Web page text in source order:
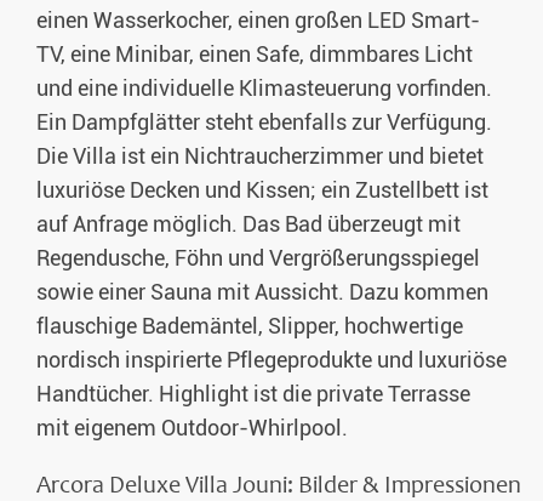
einen Wasserkocher, einen großen LED Smart-
TV, eine Minibar, einen Safe, dimmbares Licht
und eine individuelle Klimasteuerung vorfinden.
Ein Dampfglätter steht ebenfalls zur Verfügung.
Die Villa ist ein Nichtraucherzimmer und bietet
luxuriöse Decken und Kissen; ein Zustellbett ist
auf Anfrage möglich. Das Bad überzeugt mit
Regendusche, Föhn und Vergrößerungsspiegel
sowie einer Sauna mit Aussicht. Dazu kommen
flauschige Bademäntel, Slipper, hochwertige
nordisch inspirierte Pflegeprodukte und luxuriöse
Handtücher. Highlight ist die private Terrasse
mit eigenem Outdoor-Whirlpool.
Arcora Deluxe Villa Jouni: Bilder & Impressionen